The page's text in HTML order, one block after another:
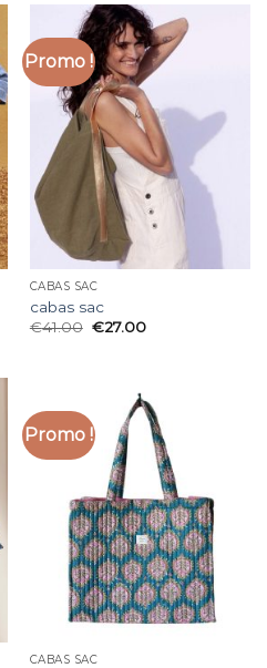
Promo !
CABAS SAC
cabas sac
€41.00 €27.00
Promo !
CABAS SAC